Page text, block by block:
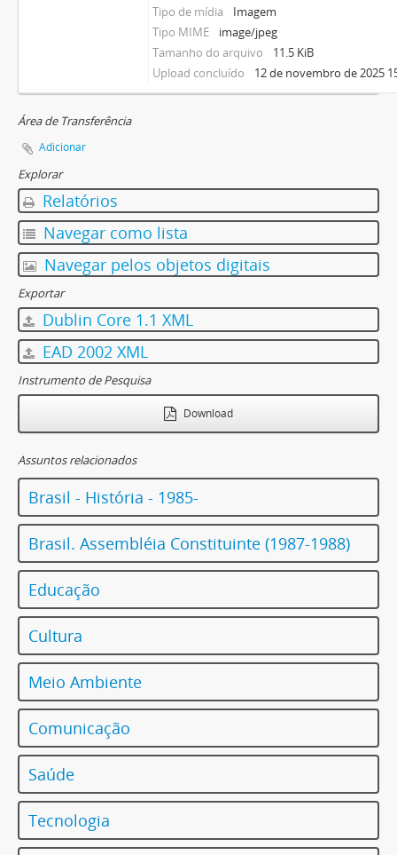
Tipo de mídia
Imagem
Tipo MIME
image/jpeg
Tamanho do arquivo
11.5 KiB
Upload concluído
12 de novembro de 2025
Área de Transferência
Adicionar
Explorar
Relatórios
Navegar como lista
Navegar pelos objetos digitais
Exportar
Dublin Core 1.1 XML
EAD 2002 XML
Instrumento de Pesquisa
Download
Assuntos relacionados
Brasil - História - 1985-
Brasil. Assembléia Constituinte (1987-1988)
Educação
Cultura
Meio Ambiente
Comunicação
Saúde
Tecnologia